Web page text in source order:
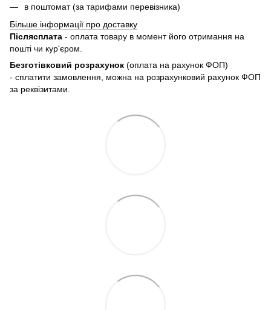
в поштомат (за тарифами перевізника)
Більше інформації про доставку
Післясплата - оплата товару в момент його отримання на
пошті чи кур'єром.
Безготівковий розрахунок (оплата на рахунок ФОП)
- сплатити замовлення, можна на розрахунковий рахунок ФОП
за реквізитами.